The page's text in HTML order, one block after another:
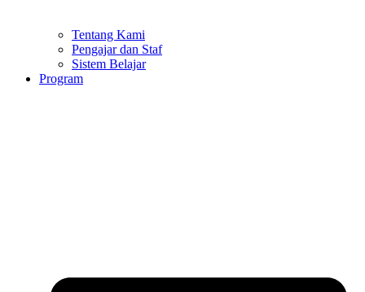
Tentang Kami
Pengajar dan Staf
Sistem Belajar
Program